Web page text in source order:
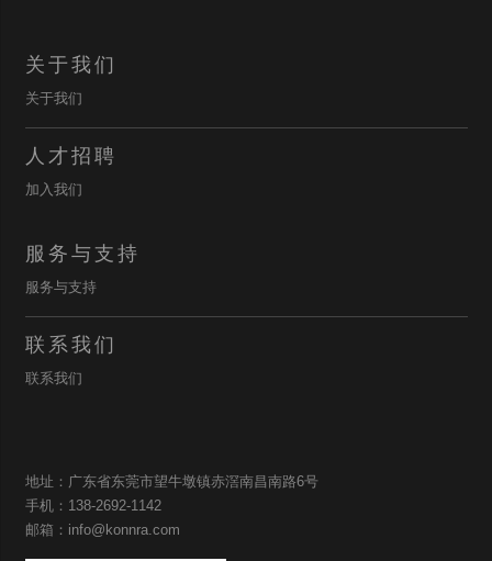
关于我们
关于我们
人才招聘
加入我们
服务与支持
服务与支持
联系我们
联系我们
地址：广东省东莞市望牛墩镇赤滘南昌南路6号
手机：138-2692-1142
邮箱：info@konnra.com